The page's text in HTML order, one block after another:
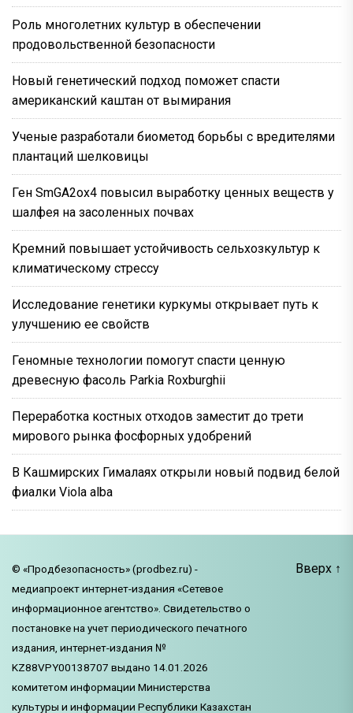
Роль многолетних культур в обеспечении
продовольственной безопасности
Новый генетический подход поможет спасти
американский каштан от вымирания
Ученые разработали биометод борьбы с вредителями
плантаций шелковицы
Ген SmGA2ox4 повысил выработку ценных веществ у
шалфея на засоленных почвах
Кремний повышает устойчивость сельхозкультур к
климатическому стрессу
Исследование генетики куркумы открывает путь к
улучшению ее свойств
Геномные технологии помогут спасти ценную
древесную фасоль Parkia Roxburghii
Переработка костных отходов заместит до трети
мирового рынка фосфорных удобрений
В Кашмирских Гималаях открыли новый подвид белой
фиалки Viola alba
© «Продбезопасность» (prodbez.ru) -
медиапроект интернет-издания «Сетевое
информационное агентство». Свидетельство о
постановке на учет периодического печатного
издания, интернет-издания №
KZ88VPY00138707 выдано 14.01.2026
комитетом информации Министерства
культуры и информации Республики Казахстан
Вверх ↑